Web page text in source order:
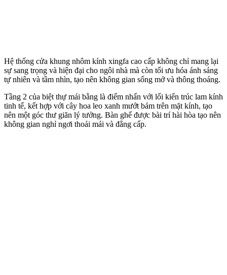
Hệ thống cửa khung nhôm kính xingfa cao cấp không chỉ mang lại
sự sang trọng và hiện đại cho ngôi nhà mà còn tối ưu hóa ánh sáng
tự nhiên và tầm nhìn, tạo nên không gian sống mở và thông thoáng.
Tầng 2 của biệt thự mái bằng là điểm nhấn với lối kiến trúc lam kính
tinh tế, kết hợp với cây hoa leo xanh mướt bám trên mặt kính, tạo
nên một góc thư giãn lý tưởng. Bàn ghế được bài trí hài hòa tạo nên
không gian nghỉ ngơi thoải mái và đẳng cấp.